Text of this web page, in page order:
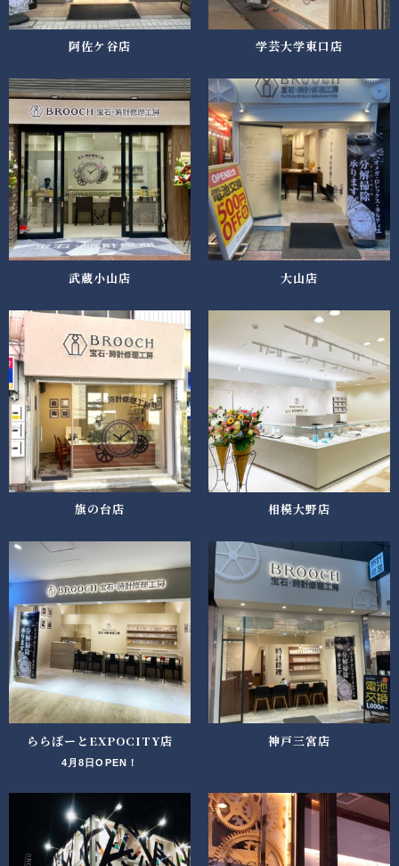
阿佐ケ谷店 学芸大学東口店
武蔵小山店 大山店
旗の台店 相模大野店
ららぽーとEXPOCITY店
4月8日OPEN！
神戸三宮店